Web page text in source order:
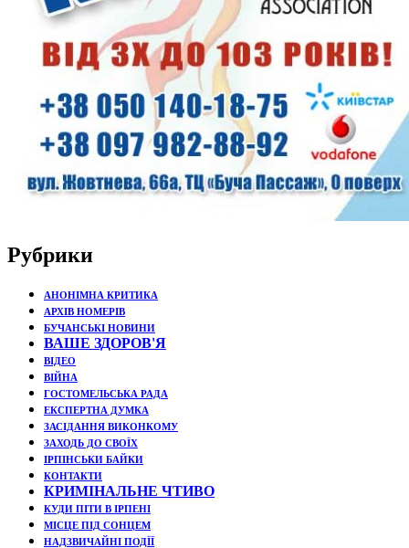
Рубрики
АНОНІМНА КРИТИКА
АРХІВ НОМЕРІВ
БУЧАНСЬКІ НОВИНИ
ВАШЕ ЗДОРОВ'Я
ВІДЕО
ВІЙНА
ГОСТОМЕЛЬСЬКА РАДА
ЕКСПЕРТНА ДУМКА
ЗАСІДАННЯ ВИКОНКОМУ
ЗАХОДЬ ДО СВОЇХ
ІРПІНСЬКИ БАЙКИ
КОНТАКТИ
КРИМІНАЛЬНЕ ЧТИВО
КУДИ ПІТИ В ІРПЕНІ
МІСЦЕ ПІД СОНЦЕМ
НАДЗВИЧАЙНІ ПОДЇЇ